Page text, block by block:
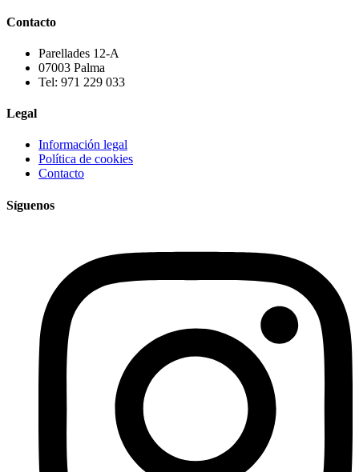
Contacto
Parellades 12-A
07003 Palma
Tel: 971 229 033
Legal
Información legal
Política de cookies
Contacto
Síguenos